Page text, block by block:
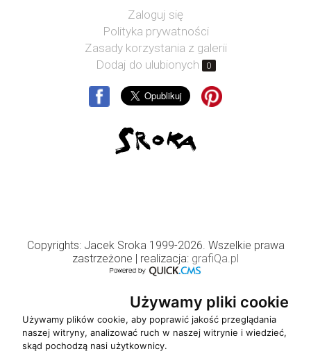
Używamy pliki cookie
Używamy plików cookie, aby poprawić jakość przeglądania
naszej witryny, analizować ruch w naszej witrynie i wiedzieć,
skąd pochodzą nasi użytkownicy.
Zaloguj się
Polityka prywatności
Zasady korzystania z galerii
Dodaj do ulubionych
0
Copyrights: Jacek Sroka 1999-2026. Wszelkie prawa
zastrzeżone | realizacja: grafiQa.pl